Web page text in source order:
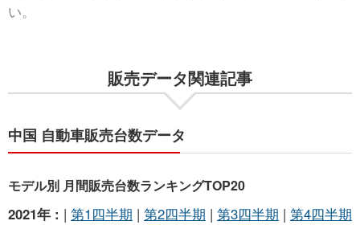
い。
販売データ関連記事
中国 自動車販売台数データ
モデル別 月間販売台数ランキングTOP20
2021年 : | 第1四半期 | 第2四半期 | 第3四半期 | 第4四半期